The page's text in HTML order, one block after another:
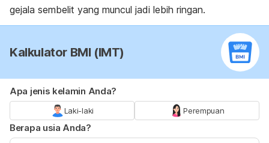
gejala sembelit yang muncul jadi lebih ringan.
Kalkulator BMI (IMT)
Apa jenis kelamin Anda?
Laki-laki Perempuan
Berapa usia Anda?